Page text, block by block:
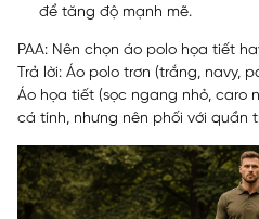
để tăng độ mạnh mẽ.
PAA: Nên chọn áo polo họa tiết
Trả lời: Áo polo trơn (trắng, navy,
Áo họa tiết (sọc ngang nhỏ, caro
cá tính, nhưng nên phối với quần